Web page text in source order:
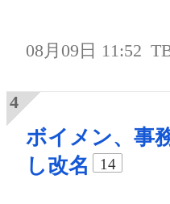
08月09日 11:52
ボイメン、事
し改名
14